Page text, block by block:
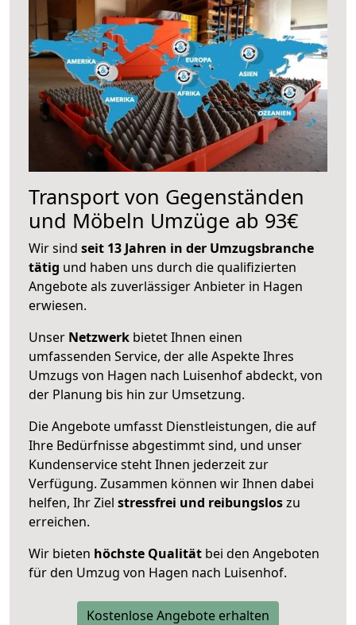
Transport von Gegenständen
und Möbeln Umzüge ab 93€
Wir sind seit 13 Jahren in der Umzugsbranche
tätig und haben uns durch die qualifizierten
Angebote als zuverlässiger Anbieter in Hagen
erwiesen.
Unser Netzwerk bietet Ihnen einen
umfassenden Service, der alle Aspekte Ihres
Umzugs von Hagen nach Luisenhof abdeckt, von
der Planung bis hin zur Umsetzung.
Die Angebote umfasst Dienstleistungen, die auf
Ihre Bedürfnisse abgestimmt sind, und unser
Kundenservice steht Ihnen jederzeit zur
Verfügung. Zusammen können wir Ihnen dabei
helfen, Ihr Ziel stressfrei und reibungsloszu
erreichen.
Wir bieten höchste Qualität bei den Angeboten
für den Umzug von Hagen nach Luisenhof.
Kostenlose Angebote erhalten